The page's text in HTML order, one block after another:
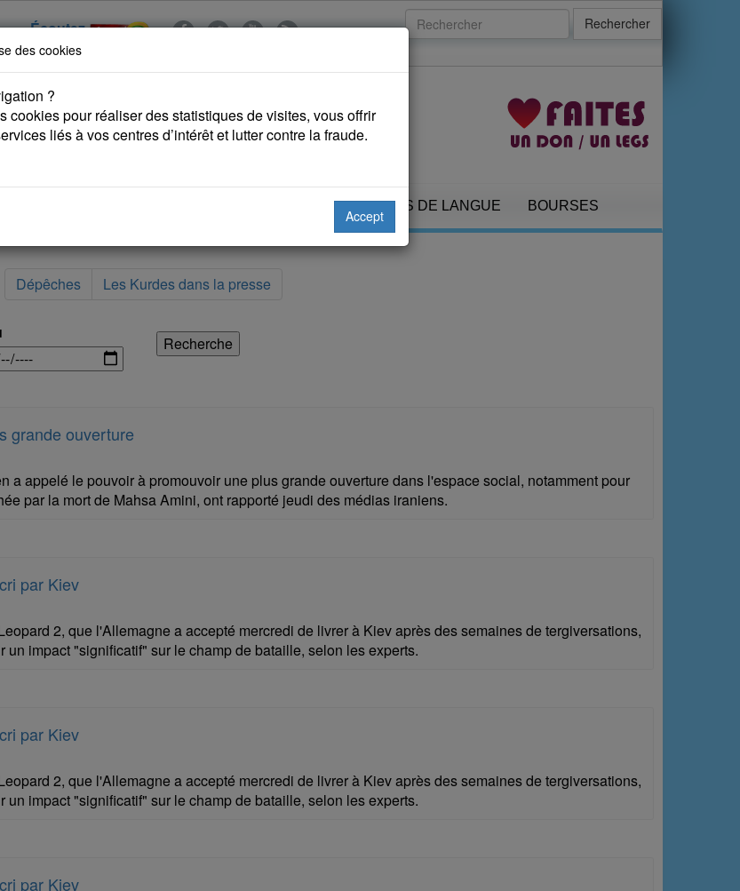
Écoutez Rechercher
DROITS DE L'HOMME COURS DE LANGUE BOURSES
Dépêches Les Kurdes dans la presse
grande ouverture
a appelé le pouvoir à promouvoir une plus grande ouverture dans l'espace social, notamment pour
par la mort de Mahsa Amini, ont rapporté jeudi des médias iraniens.
par Kiev
2, que l'Allemagne a accepté mercredi de livrer à Kiev après des semaines de tergiversations,
impact "significatif" sur le champ de bataille, selon les experts.
par Kiev
2, que l'Allemagne a accepté mercredi de livrer à Kiev après des semaines de tergiversations,
impact "significatif" sur le champ de bataille, selon les experts.
par Kiev
des cookies
?
cookies pour réaliser des statistiques de visites, vous offrir
liés à vos centres d’intérêt et lutter contre la fraude.
Accept